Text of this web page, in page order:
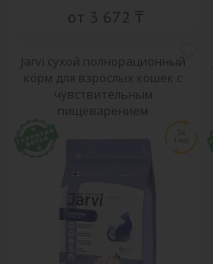
от 3 672 ₸
Jarvi сухой полнорационный
корм для взрослых кошек с
чувствительным
пищеварением